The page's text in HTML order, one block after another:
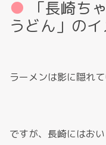
「長崎ち
うどん」の
ラーメンは影に隠れ
ですが、長崎にはお